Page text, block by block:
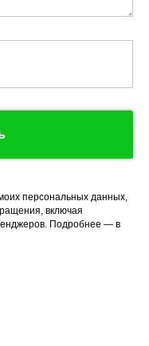
персональных данных,
включая
Подробнее — в